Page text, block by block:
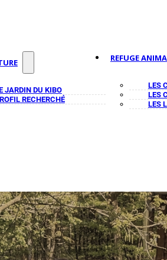
JARDIN DU KIBO
RECHERCHÉ
REFUGE
LES
LES
LES